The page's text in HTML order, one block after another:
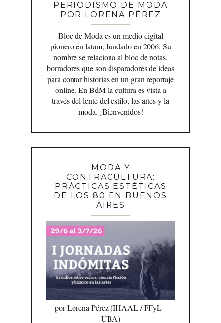
PERIODISMO DE MODA
POR LORENA PÉREZ
Bloc de Moda es un medio digital
pionero en latam, fundado en 2006. Su
nombre se relaciona al bloc de notas,
borradores que son disparadores de ideas
para contar historias en un gran reportaje
online. En BdM la cultura es vista a
través del lente del estilo, las artes y la
moda. ¡Bienvenidos!
MODA Y
CONTRACULTURA:
PRÁCTICAS ESTÉTICAS
DE LOS 80 EN BUENOS
AIRES
por Lorena Pérez (IHAAL / FFyL -
UBA)